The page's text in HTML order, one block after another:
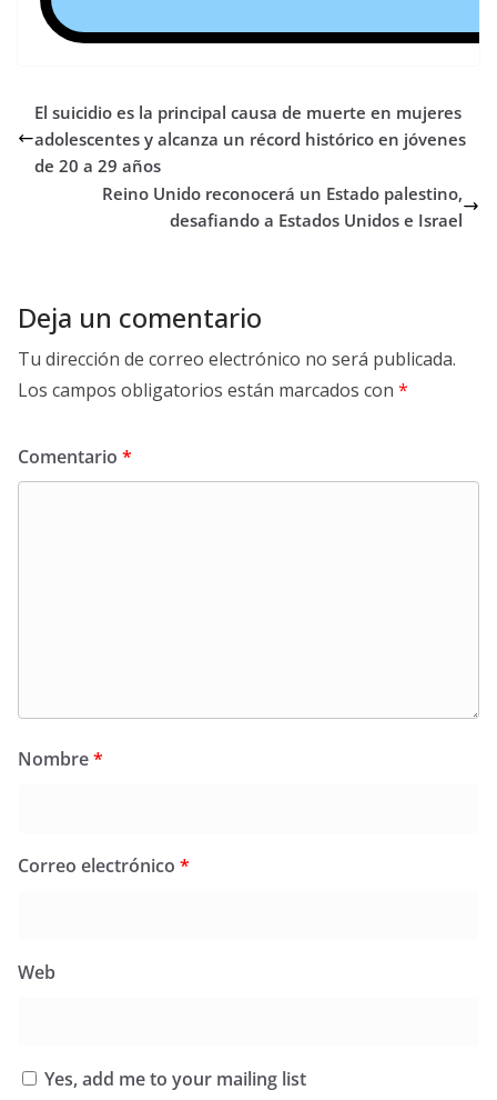
El suicidio es la principal causa de muerte en mujeres
adolescentes y alcanza un récord histórico en jóvenes
de 20 a 29 años
Reino Unido reconocerá un Estado palestino,
desafiando a Estados Unidos e Israel
Deja un comentario
Tu dirección de correo electrónico no será publicada.
Los campos obligatorios están marcados con *
Comentario *
Nombre*
Correo electrónico *
Web
Yes, add me to your mailing list